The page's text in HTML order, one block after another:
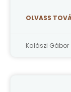
OLVASS
Kalászi Gábor